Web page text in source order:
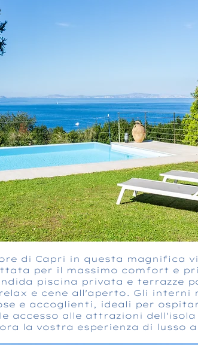
di Capri in questa magnifica
per il massimo comfort e
piscina privata e terrazze
e cene all'aperto. Gli
e accoglienti, ideali per
accesso alle attrazioni
la vostra esperienza di lusso a